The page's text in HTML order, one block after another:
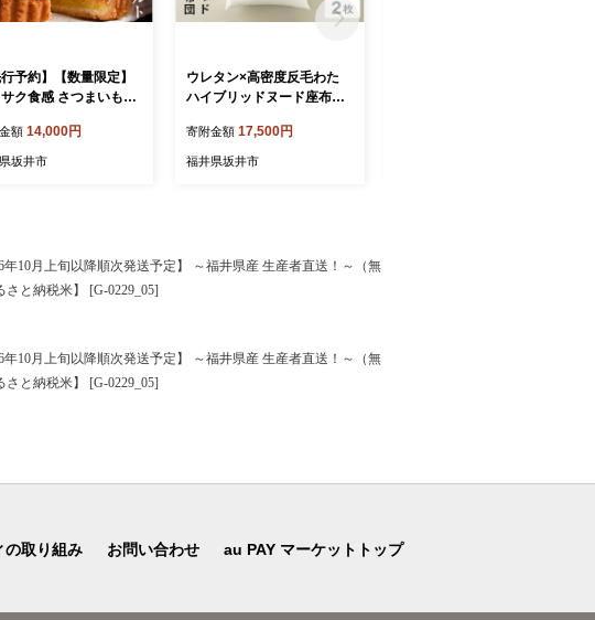
行予約】【数量限定】
ク食感 さつまいも
5号） 【2026年12月
【とみつ金時 サツマ
額 14,000円
坂井市
ウレタン×高密度反毛わた
ハイブリッドヌード座布団
（側ポリエステル） [A-204
55]
寄附金額 17,500円
福井県坂井市
10月上旬以降順次発送予定】 ～福井県産 生産者直送！～（無
と納税米】 [G-0229_05]
10月上旬以降順次発送予定】 ～福井県産 生産者直送！～（無
と納税米】 [G-0229_05]
の取り組み お問い合わせ au PAY マーケットトップ